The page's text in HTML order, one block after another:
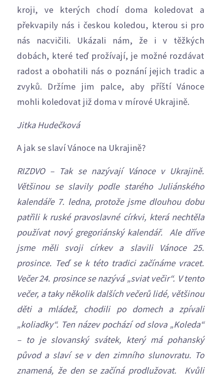
kroji, ve kterých chodí doma koledovat a
překvapily nás i českou koledou, kterou si pro
nás nacvičili. Ukázali nám, že i v těžkých
dobách, které teď prožívají, je možné rozdávat
radost a obohatili nás o poznání jejich tradic a
zvyků. Držíme jim palce, aby příští Vánoce
mohli koledovat již doma v mírové Ukrajině.
Jitka Hudečková
A jak se slaví Vánoce na Ukrajině?
RIZDVO – Tak se nazývají Vánoce v Ukrajině.
Většinou se slavily podle starého Juliánského
kalendáře 7. ledna, protože jsme dlouhou dobu
patřili k ruské pravoslavné církvi, která nechtěla
používat nový gregoriánský kalendář. Ale dříve
jsme měli svoji církev a slavili Vánoce 25.
prosince. Teď se k této tradici začínáme vracet.
Večer 24. prosince se nazývá „sviat večir“. V tento
večer, a taky několik dalších večerů lidé, většinou
děti a mládež, chodili po domech a zpívali
„koliadky“. Ten název pochází od slova „Koleda“
– to je slovanský svátek, který má pohanský
původ a slaví se v den zimního slunovratu. To
znamená, že den se začíná prodlužovat. Kvůli